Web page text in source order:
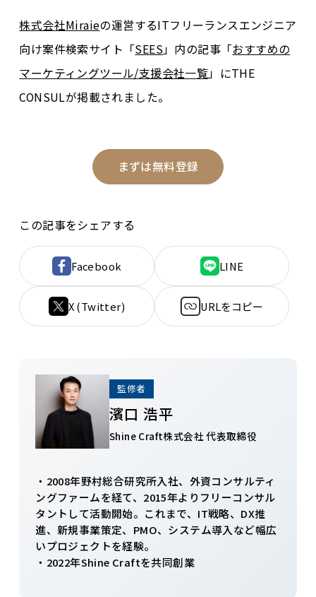
株式会社Miraieの運営するITフリーランスエンジニア
向け案件検索サイト「SEES」内の記事「おすすめの
マーケティングツール/支援会社一覧」にTHE
CONSULが掲載されました。
まずは無料登録
この記事をシェアする
Facebook LINE
X (Twitter) URLをコピー
監修者
濱口 浩平
Shine Craft株式会社 代表取締役
・2008年野村総合研究所入社、外資コンサルティ
ングファームを経て、2015年よりフリーコンサル
タントして活動開始。これまで、IT戦略、DX推
進、新規事業策定、PMO、システム導入など幅広
いプロジェクトを経験。
・2022年Shine Craftを共同創業